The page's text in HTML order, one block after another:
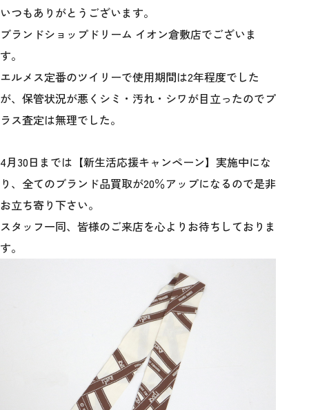
いつもありがとうございます。
ブランドショップドリーム イオン倉敷店でございま
す。
エルメス定番のツイリーで使用期間は2年程度でした
が、保管状況が悪くシミ・汚れ・シワが目立ったのでプ
ラス査定は無理でした。
4月30日までは【新生活応援キャンペーン】実施中にな
り、全てのブランド品買取が20％アップになるので是非
お立ち寄り下さい。
スタッフ一同、皆様のご来店を心よりお待ちしておりま
す。